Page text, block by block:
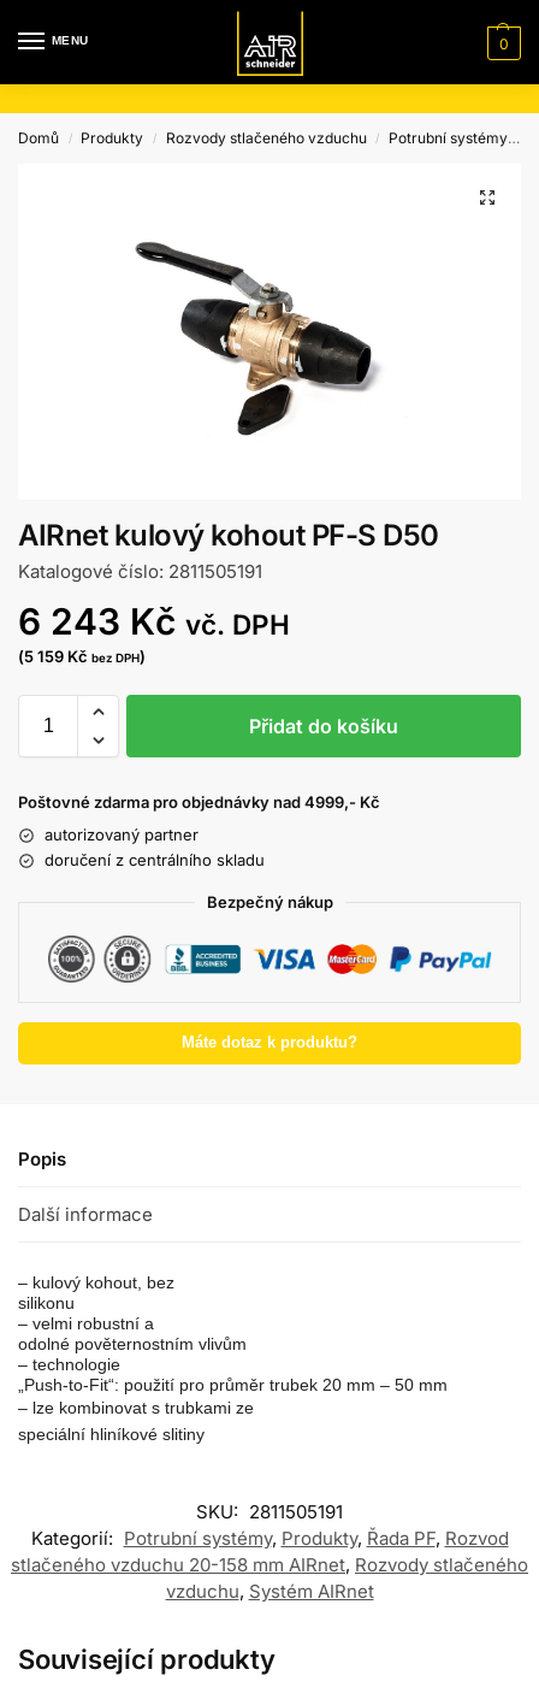
MENU 0
Domů / Produkty / Rozvody stlačeného vzduchu / Potrubní systémy
AIRnet kulový kohout PF-S D50
Katalogové číslo: 2811505191
6 243 Kč vč. DPH
(5 159 Kč bez DPH)
Přidat do košíku
Poštovné zdarma pro objednávky nad 4999,- Kč
autorizovaný partner
doručení z centrálního skladu
Bezpečný nákup
Máte dotaz k produktu?
Popis
Další informace
– kulový kohout, bez
silikonu
– velmi robustní a
odolné pověternostním vlivům
– technologie
„Push-to-Fit“: použití pro průměr trubek 20 mm – 50 mm
– lze kombinovat s trubkami ze
speciální hliníkové slitiny
SKU: 2811505191
Kategorií: Potrubní systémy, Produkty, Řada PF, Rozvod
stlačeného vzduchu 20-158 mm AIRnet, Rozvody stlačeného
vzduchu, Systém AIRnet
Související produkty